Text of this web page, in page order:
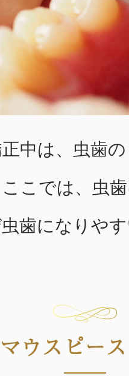
中は、虫歯
こでは、虫
歯になりや
ウスピー